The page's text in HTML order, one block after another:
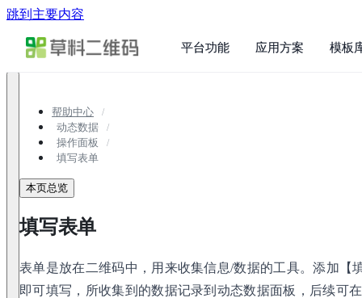
跳到主要内容
平台功能 应用方案 模板
帮助中心
动态数据
操作面板
填写表单
本页总览
填写表单
表单是放在二维码中，用来收集信息/数据的工具。添加【
即可填写，所收集到的数据记录到动态数据面板，后续可